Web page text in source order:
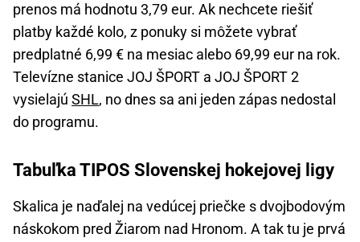
prenos má hodnotu 3,79 eur. Ak nechcete riešiť
platby každé kolo, z ponuky si môžete vybrať
predplatné 6,99 € na mesiac alebo 69,99 eur na rok.
Televízne stanice JOJ ŠPORT a JOJ ŠPORT 2
vysielajú SHL, no dnes sa ani jeden zápas nedostal
do programu.
Tabuľka TIPOS Slovenskej hokejovej ligy
Skalica je naďalej na vedúcej priečke s dvojbodovým
náskokom pred Žiarom nad Hronom. A tak tu je prvá